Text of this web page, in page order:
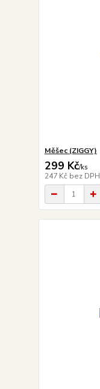
Měšec (ZIGGY)
299 Kč/ks
247 Kč bez DPH